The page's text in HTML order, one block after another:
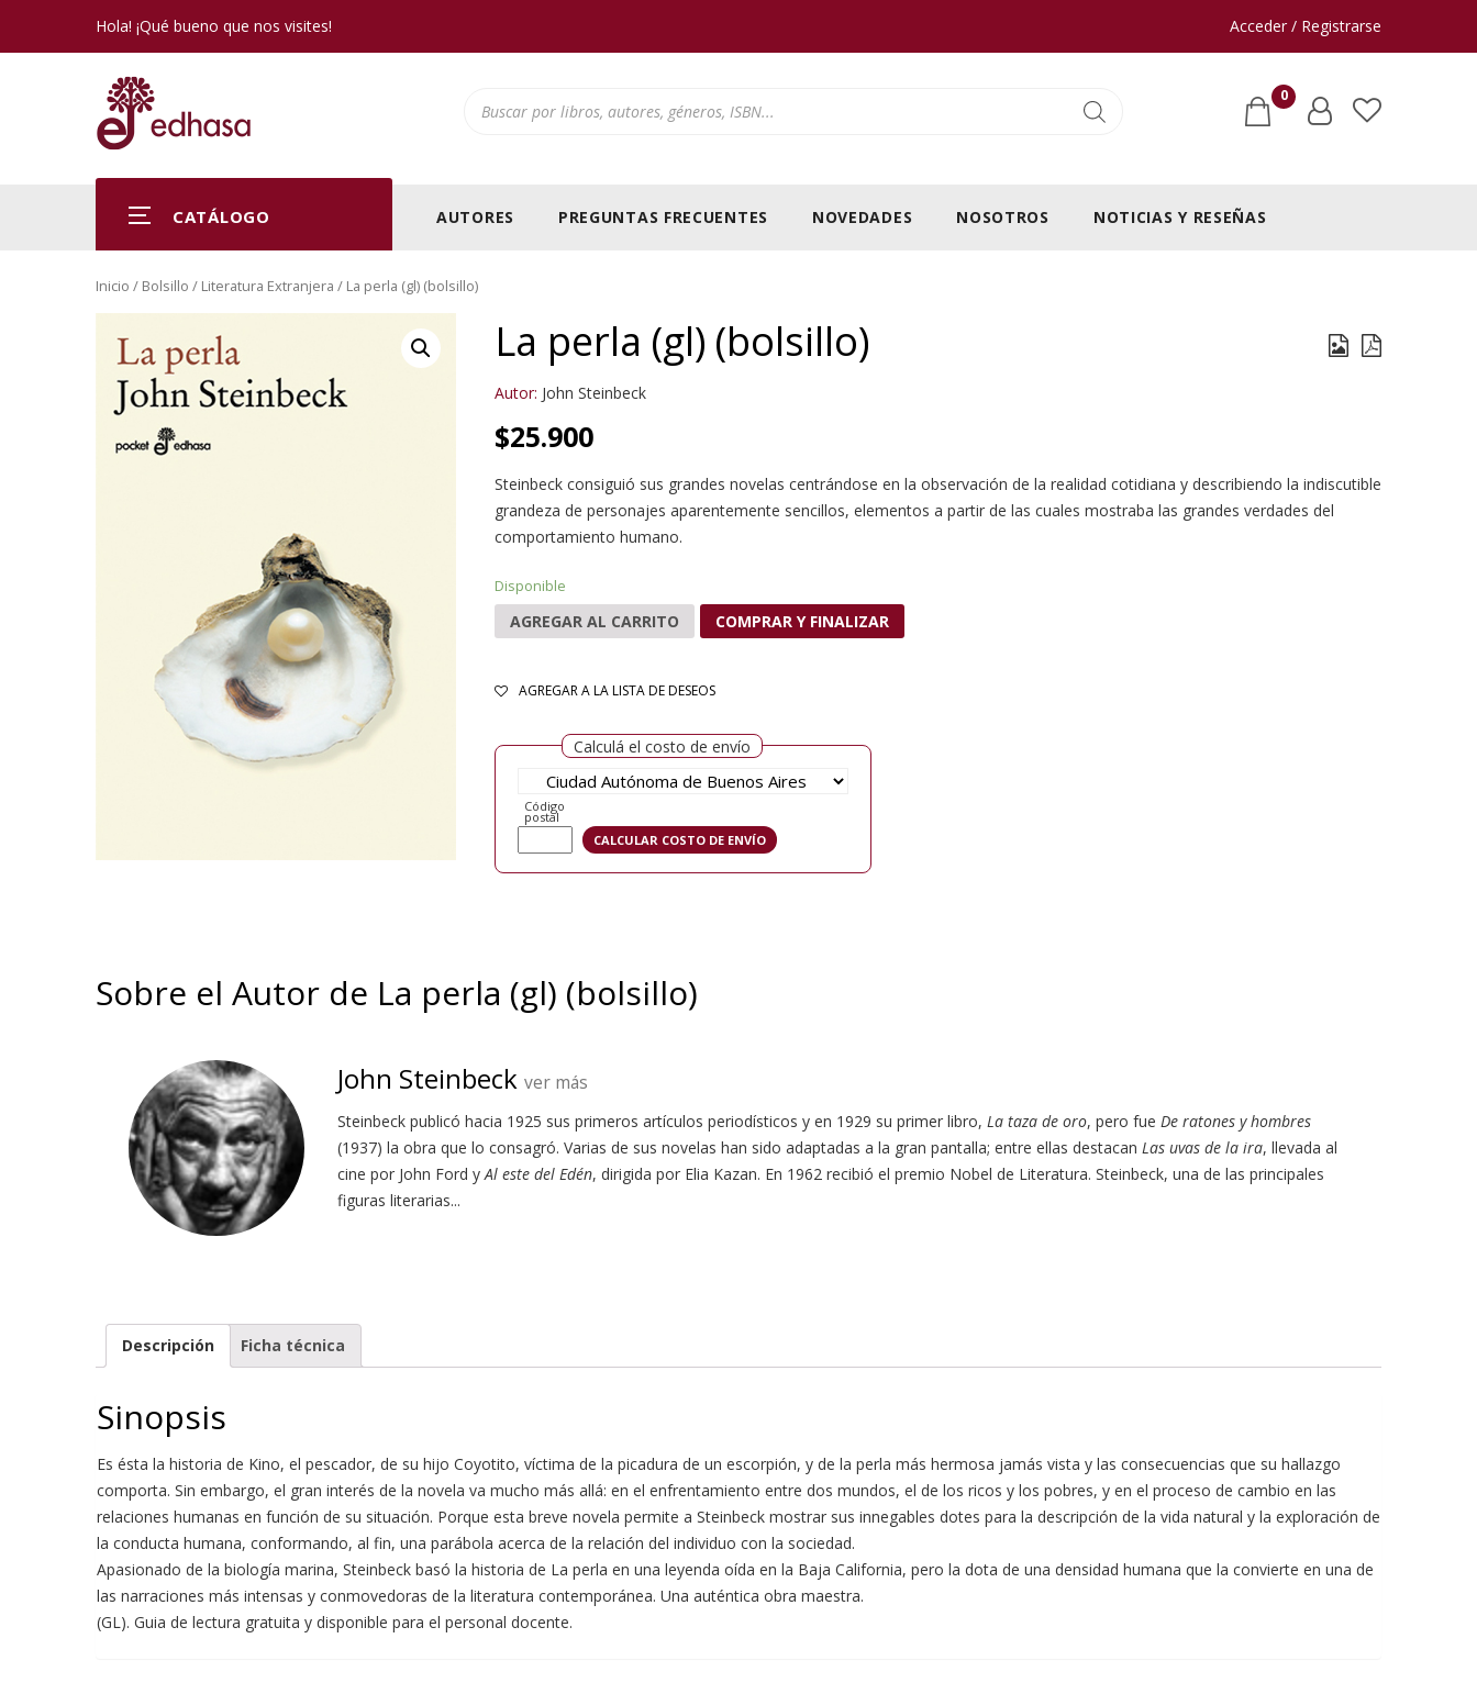
Hola! ¡Qué bueno que nos visites! Acceder / Registrarse
0
CATÁLOGO AUTORES PREGUNTAS FRECUENTES NOVEDADES NOSOTROS NOTICIAS Y RESEÑAS
Inicio / Bolsillo / Literatura Extranjera / La perla (gl) (bolsillo)
La perla (gl) (bolsillo)
Autor: John Steinbeck
$25.900
Steinbeck consiguió sus grandes novelas centrándose en la observación de la realidad cotidiana y describiendo la indiscutible
grandeza de personajes aparentemente sencillos, elementos a partir de las cuales mostraba las grandes verdades del
comportamiento humano.
Disponible
AGREGAR AL CARRITO COMPRAR Y FINALIZAR
AGREGAR A LA LISTA DE DESEOS
Calculá el costo de envío
Código
postal
Sobre el Autor de La perla (gl) (bolsillo)
John Steinbeck ver más
Steinbeck publicó hacia 1925 sus primeros artículos periodísticos y en 1929 su primer libro, La taza de oro, pero fue De ratones y hombres
(1937) la obra que lo consagró. Varias de sus novelas han sido adaptadas a la gran pantalla; entre ellas destacan Las uvas de la ira, llevada al
cine por John Ford yAl este del Edén, dirigida por Elia Kazan. En 1962 recibió el premio Nobel de Literatura. Steinbeck, una de las principales
figuras literarias...
Descripción Ficha técnica
Sinopsis
Es ésta la historia de Kino, el pescador, de su hijo Coyotito, víctima de la picadura de un escorpión, y de la perla más hermosa jamás vista y las consecuencias que su hallazgo
comporta. Sin embargo, el gran interés de la novela va mucho más allá: en el enfrentamiento entre dos mundos, el de los ricos y los pobres, y en el proceso de cambio en las
relaciones humanas en función de su situación. Porque esta breve novela permite a Steinbeck mostrar sus innegables dotes para la descripción de la vida natural y la exploración de
la conducta humana, conformando, al fin, una parábola acerca de la relación del individuo con la sociedad.
Apasionado de la biología marina, Steinbeck basó la historia de La perla en una leyenda oída en la Baja California, pero la dota de una densidad humana que la convierte en una de
las narraciones más intensas y conmovedoras de la literatura contemporánea. Una auténtica obra maestra.
(GL). Guia de lectura gratuita y disponible para el personal docente.